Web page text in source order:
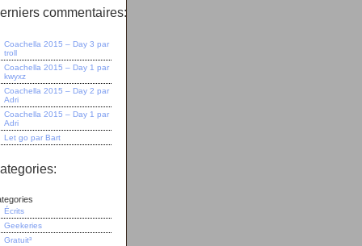
commentaires:
Coachella 2015 – Day 3 par
troll
Coachella 2015 – Day 1 par
kwyxz
Coachella 2015 – Day 2 par
Adri
Coachella 2015 – Day 1 par
Adri
Let go par Bart
Écrits
Geekeries
Gratuit³